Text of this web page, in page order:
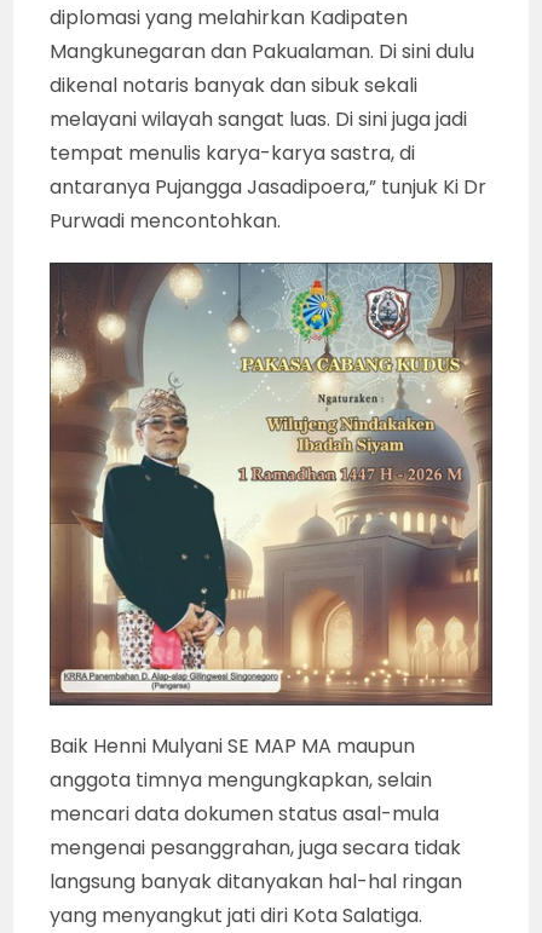
diplomasi yang melahirkan Kadipaten
Mangkunegaran dan Pakualaman. Di sini dulu
dikenal notaris banyak dan sibuk sekali
melayani wilayah sangat luas. Di sini juga jadi
tempat menulis karya-karya sastra, di
antaranya Pujangga Jasadipoera,” tunjuk Ki Dr
Purwadi mencontohkan.
Baik Henni Mulyani SE MAP MA maupun
anggota timnya mengungkapkan, selain
mencari data dokumen status asal-mula
mengenai pesanggrahan, juga secara tidak
langsung banyak ditanyakan hal-hal ringan
yang menyangkut jati diri Kota Salatiga.